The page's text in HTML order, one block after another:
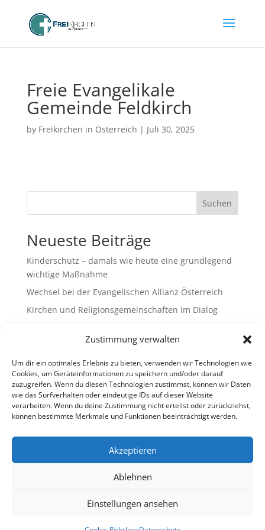
Zustimmung verwalten
Um dir ein optimales Erlebnis zu bieten, verwenden wir Technologien wie
Cookies, um Geräteinformationen zu speichern und/oder darauf
zuzugreifen. Wenn du diesen Technologien zustimmst, können wir Daten
wie das Surfverhalten oder eindeutige IDs auf dieser Website
verarbeiten. Wenn du deine Zustimmung nicht erteilst oder zurückziehst,
können bestimmte Merkmale und Funktionen beeinträchtigt werden.
Akzeptieren
Ablehnen
Einstellungen ansehen
Freie Evangelikale
Gemeinde Feldkirch
by Freikirchen in Österreich | Juli 30, 2025
Suchen
Neueste Beiträge
Kinderschutz – damals wie heute eine grundlegend
wichtige Maßnahme
Wechsel bei der Evangelischen Allianz Österreich
Kirchen und Religionsgemeinschaften im Dialog
Schulen & Kindergärten in Österreich
„Brennen für das Leben “ – die Wanderausstellung
ist bald am Ziel
Neueste Kommentare
Impressum
Datenschutz